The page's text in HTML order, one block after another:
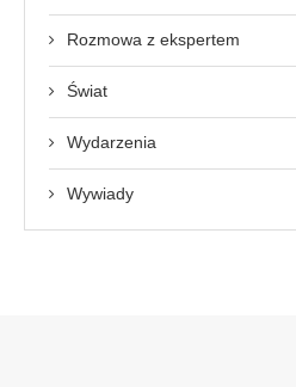
Rozmowa z ekspertem
Świat
Wydarzenia
Wywiady